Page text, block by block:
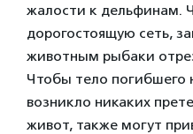
жалости к дельфинам.
дорогостоящую сеть,
животным рыбаки
Чтобы тело погибшего
возникло никаких
живот, также могут